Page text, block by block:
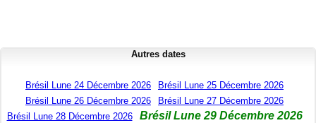
Autres dates
Brésil Lune 24 Décembre 2026
Brésil Lune 25 Décembre 2026
Brésil Lune 26 Décembre 2026
Brésil Lune 27 Décembre 2026
Brésil Lune 28 Décembre 2026
Brésil Lune 29 Décembre 2026